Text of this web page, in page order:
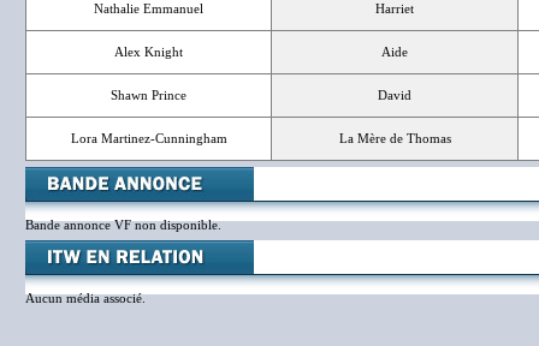
Nathalie Emmanuel Harriet
Alex Knight Aide
Shawn Prince David
Lora Martinez-Cunningham La Mère de Thomas
Bande annonce VF non disponible.
Aucun média associé.